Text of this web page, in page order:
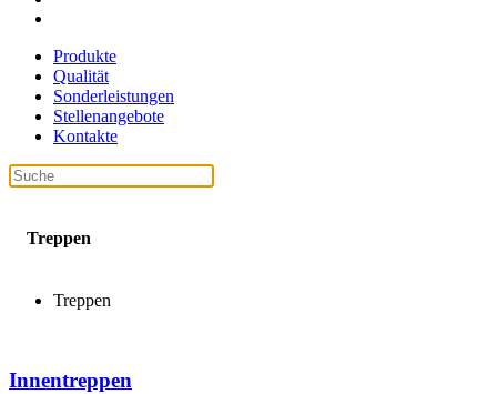
Produkte
Qualität
Sonderleistungen
Stellenangebote
Kontakte
Treppen
Treppen
Innentreppen